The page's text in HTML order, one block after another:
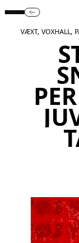
VÆXT, VOXHALL,